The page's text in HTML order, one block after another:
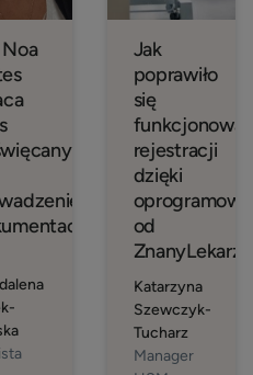
Jak
poprawiło
się
rejestracji
dzięki
od
ZnanyLekarz?
Katarzyna
Szewczyk-
Tucharz
Manager